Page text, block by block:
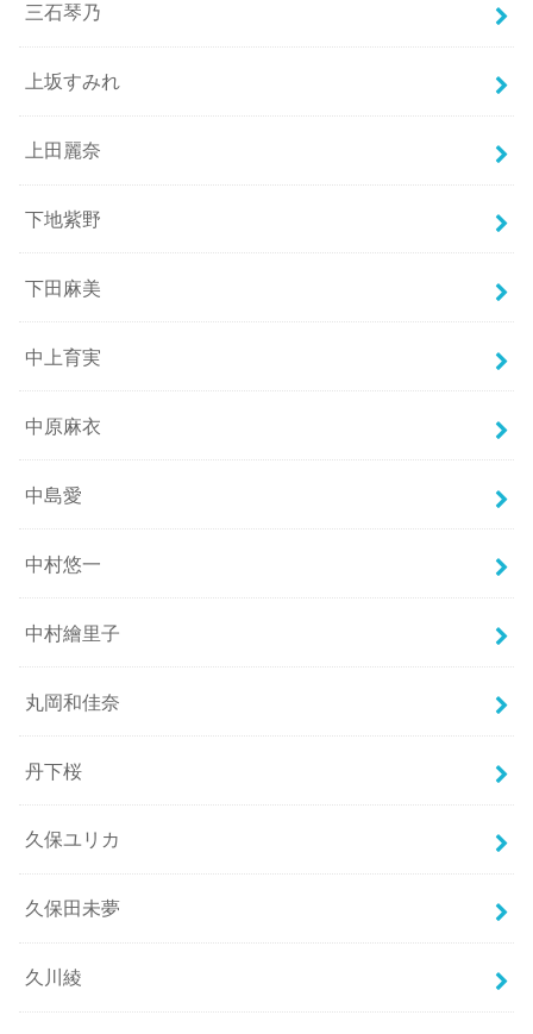
三石琴乃
上坂すみれ
上田麗奈
下地紫野
下田麻美
中上育実
中原麻衣
中島愛
中村悠一
中村繪里子
丸岡和佳奈
丹下桜
久保ユリカ
久保田未夢
久川綾